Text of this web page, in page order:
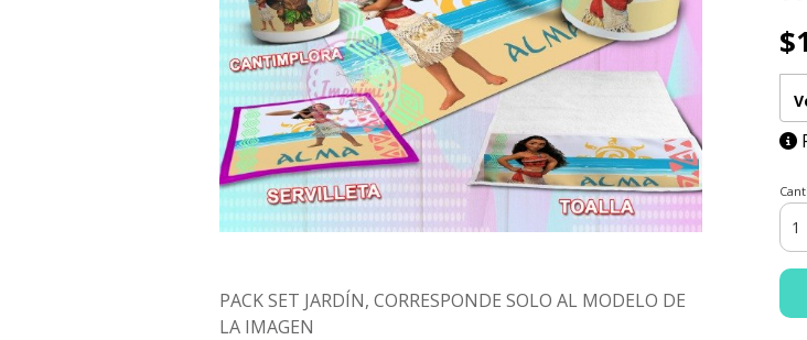
PACK SET JARDÍN, CORRESPONDE SOLO AL MODELO DE
LA IMAGEN